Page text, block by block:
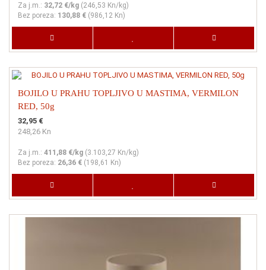
Za j.m.: 32,72 €/kg (246,53 Kn/kg)
Bez poreza: 130,88 € (986,12 Kn)
BOJILO U PRAHU TOPLJIVO U MASTIMA, VERMILON
RED, 50g
32,95 €
248,26 Kn
Za j.m.: 411,88 €/kg (3.103,27 Kn/kg)
Bez poreza: 26,36 € (198,61 Kn)